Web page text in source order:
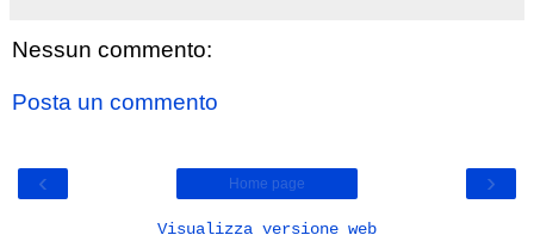
Nessun commento:
Posta un commento
‹ ›
Home page
Visualizza versione web